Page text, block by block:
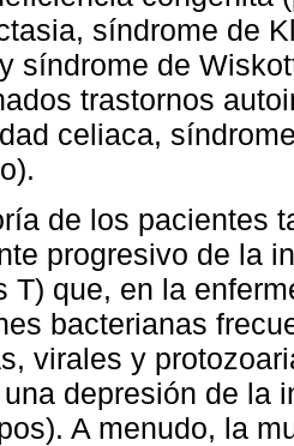
síndrome de
síndrome de
trastornos
celiaca,
de los pacientes
progresivo de la
T) que, en la
bacterianas
virales y
depresión de la
A menudo, la